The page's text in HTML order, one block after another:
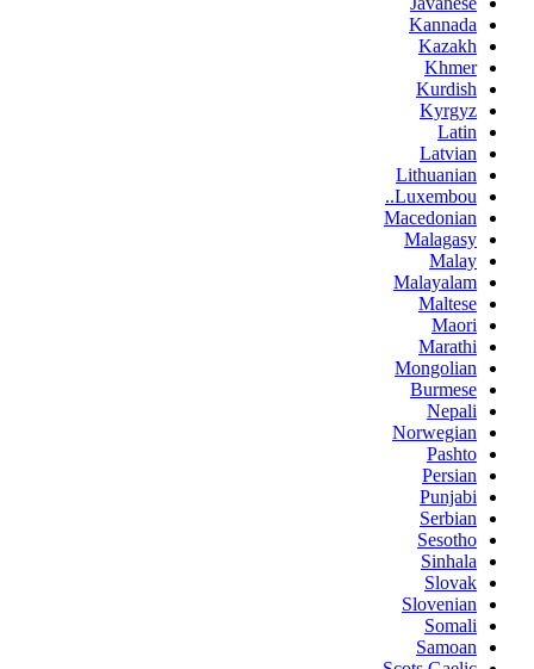
Kannada
Kazakh
Khmer
Kurdish
Kyrgyz
Latin
Latvian
Lithuanian
Luxembou..
Macedonian
Malagasy
Malay
Malayalam
Maltese
Maori
Marathi
Mongolian
Burmese
Nepali
Norwegian
Pashto
Persian
Punjabi
Serbian
Sesotho
Sinhala
Slovak
Slovenian
Somali
Samoan